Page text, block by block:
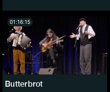
Butterbrot
01:16:15